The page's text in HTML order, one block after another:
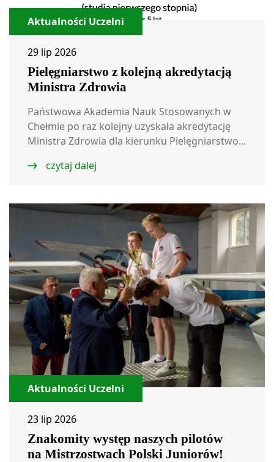
Aktualności Uczelni
29 lip 2026
Pielęgniarstwo z kolejną akredytacją
Ministra Zdrowia
Państwowa Akademia Nauk Stosowanych w
Chełmie po raz kolejny uzyskała akredytację
Ministra Zdrowia dla kierunku Pielęgniarstwo...
czytaj dalej
Aktualności Uczelni
23 lip 2026
Znakomity występ naszych pilotów
na Mistrzostwach Polski Juniorów!